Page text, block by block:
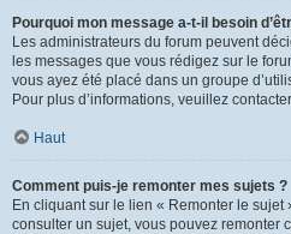
Pourquoi mon message a-t-il besoin
Les administrateurs du forum peuvent
les messages que vous rédigez sur le
vous ayez été placé dans un groupe
Pour plus d’informations, veuillez
Haut
Comment puis-je remonter mes sujets ?
En cliquant sur le lien « Remonter le sujet
consulter un sujet, vous pouvez remonter